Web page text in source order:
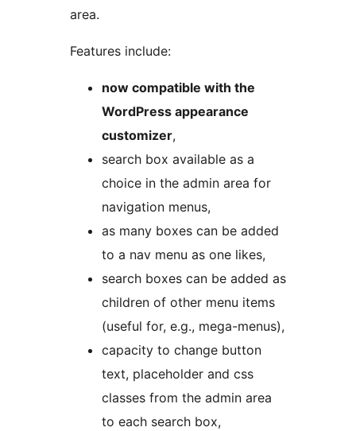
area.
Features include:
now compatible with the
WordPress appearance
customizer,
search box available as a
choice in the admin area for
navigation menus,
as many boxes can be added
to a nav menu as one likes,
search boxes can be added as
children of other menu items
(useful for, e.g., mega-menus),
capacity to change button
text, placeholder and css
classes from the admin area
to each search box,